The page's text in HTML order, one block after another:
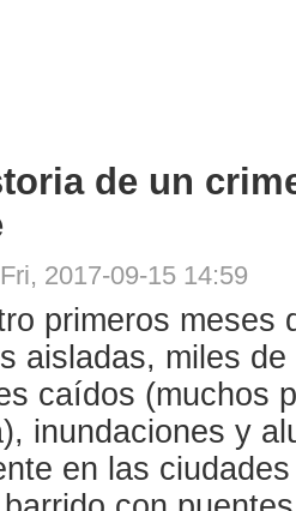
de un
2017-09-15 14:59
primeros meses
aisladas, miles
caídos (muchos
inundaciones y
en las